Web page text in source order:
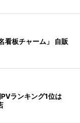
看板チャーム」 自販
ランキング1位は